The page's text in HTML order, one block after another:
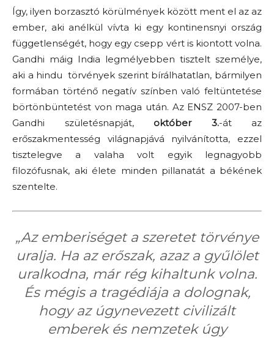
Így, ilyen borzasztó körülmények között ment el az az
ember, aki anélkül vívta ki egy kontinensnyi ország
függetlenségét, hogy egy csepp vért is kiontott volna.
Gandhi máig India legmélyebben tisztelt személye,
aki a hindu törvények szerint bírálhatatlan, bármilyen
formában történő negatív színben való feltüntetése
börtönbüntetést von maga után. Az ENSZ 2007-ben
Gandhi születésnapját, október 3.-át az
erőszakmentesség világnapjává nyilvánította, ezzel
tisztelegve a valaha volt egyik legnagyobb
filozófusnak, aki élete minden pillanatát a békének
szentelte.
„Az emberiséget a szeretet törvénye
uralja. Ha az erőszak, azaz a gyűlölet
uralkodna, már rég kihaltunk volna.
És mégis a tragédiája a dolognak,
hogy az úgynevezett civilizált
emberek és nemzetek úgy